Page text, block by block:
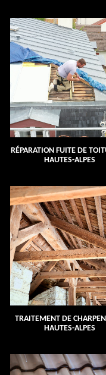
RÉPARATION FUITE DE
HAUTES-ALPES
TRAITEMENT DE
HAUTES-ALPES